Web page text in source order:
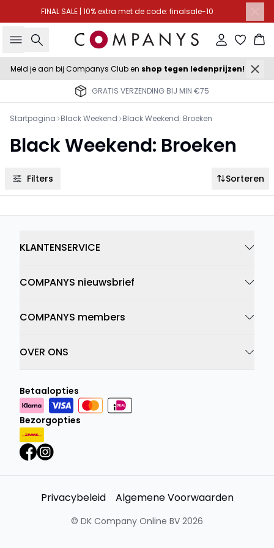
FINAL SALE | 10% extra met de code: finalsale-10
Zoeken Inloggen
Meld je aan bij Companys Club en shop tegen ledenprijzen!
GRATIS VERZENDING BIJ MIN €75
Startpagina Black Weekend Black Weekend: Broeken
Black Weekend: Broeken
Filters Sorteren
KLANTENSERVICE
COMPANYS nieuwsbrief
COMPANYS members
OVER ONS
Betaalopties
Bezorgopties
Privacybeleid Algemene Voorwaarden
© DK Company Online BV 2026